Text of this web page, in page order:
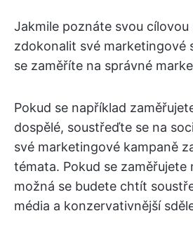
Jakmile poznáte svou cílovou
zdokonalit své marketingové
se zaměříte na správné
Pokud se například
dospělé, soustřeďte se na
své marketingové kampaně
témata. Pokud se zaměřujete
možná se budete chtít
média a konzervativnější